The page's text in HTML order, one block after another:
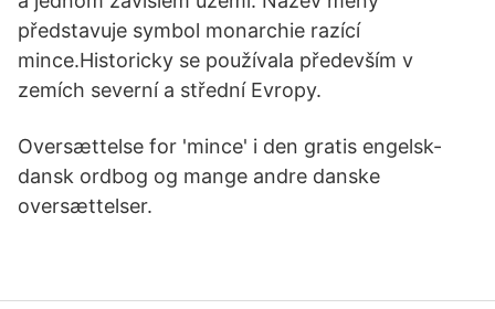
představuje symbol monarchie razící
mince.Historicky se používala především v
zemích severní a střední Evropy.
Oversættelse for 'mince' i den gratis engelsk-
dansk ordbog og mange andre danske
oversættelser.